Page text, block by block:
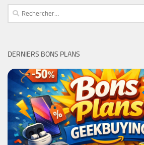
Rechercher :
DERNIERS BONS PLANS